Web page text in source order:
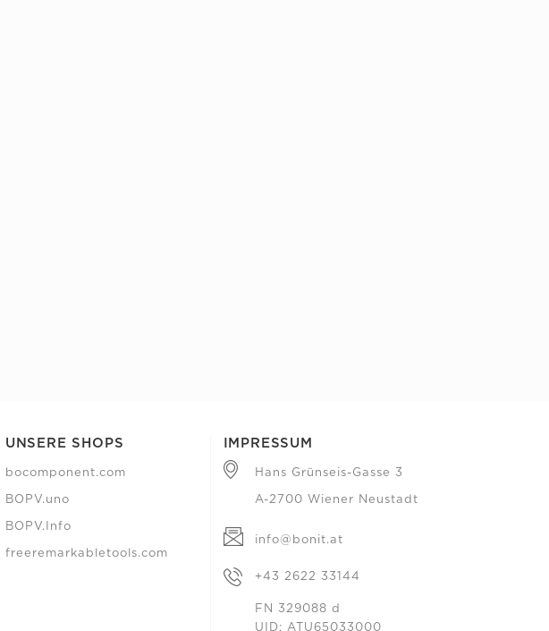
UNSERE SHOPS
bocomponent.com
BOPV.uno
BOPV.Info
freeremarkabletools.com
IMPRESSUM
Hans Grünseis-Gasse 3
A-2700 Wiener Neustadt
info@bonit.at
+43 2622 33144
FN 329088 d
UID: ATU65033000